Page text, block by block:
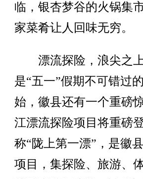
临，银杏梦谷的火锅集
家菜肴让人回味无穷。
漂流探险，浪尖之上
是“五一”假期不可错过
始，徽县还有一个重
江漂流探险项目将重磅
称“陇上第一漂”，是徽
项目，集探险、旅游、